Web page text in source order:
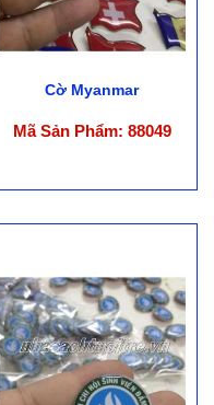
Cờ Myanmar
Mã Sản Phẩm: 88049